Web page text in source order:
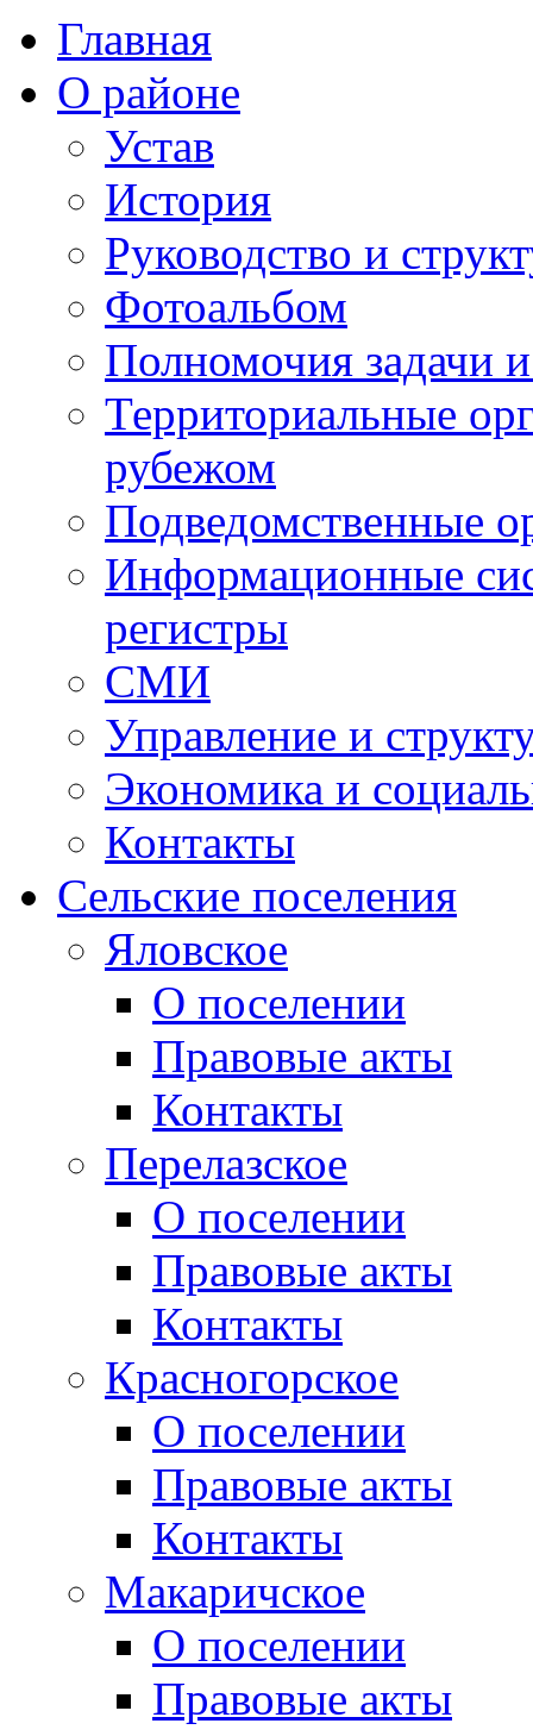
Главная
О районе
Устав
История
Руководство и
Фотоальбом
Полномочия задачи
Территориальные
рубежом
Подведомственные
Информационные
регистры
СМИ
Управление и
Экономика и
Контакты
Сельские поселения
Яловское
О поселении
Правовые акты
Контакты
Перелазское
О поселении
Правовые акты
Контакты
Красногорское
О поселении
Правовые акты
Контакты
Макаричское
О поселении
Правовые акты